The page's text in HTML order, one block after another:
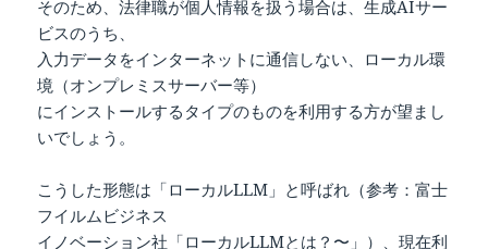
そのため、法律職が個人情報を扱う場合は、生成AIサー
ビスのうち、
入力データをインターネットに通信しない、ローカル環
境（オンプレミスサーバー等）
にインストールするタイプのものを利用する方が望まし
いでしょう。
こうした形態は「ローカルLLM」と呼ばれ（参考：富士
フイルムビジネス
イノベーション社「ローカルLLMとは？〜 」）、現在利